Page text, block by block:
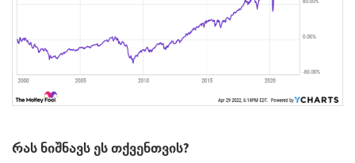
რას ნიშნავს ეს თქვენთვის?